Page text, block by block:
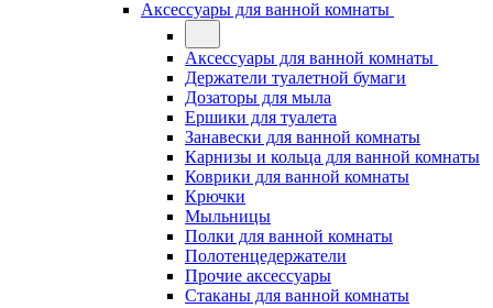
Аксессуары для ванной комнаты
Аксессуары для ванной комнаты
Держатели туалетной бумаги
Дозаторы для мыла
Ершики для туалета
Занавески для ванной комнаты
Карнизы и кольца для ванной комнаты
Коврики для ванной комнаты
Крючки
Мыльницы
Полки для ванной комнаты
Полотенцедержатели
Прочие аксессуары
Стаканы для ванной комнаты